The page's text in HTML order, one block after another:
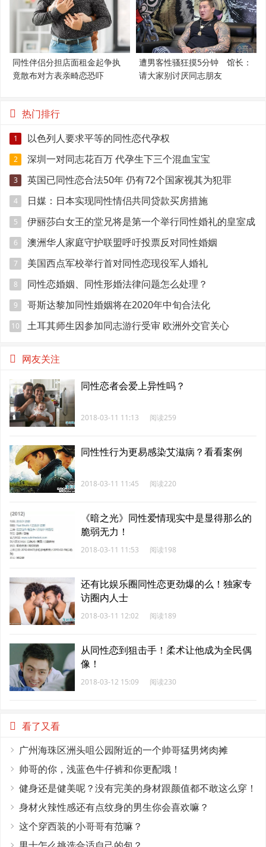
同性伴侣分担店面租金起争执
竟散布对方表亲畸恋恐吓
遭男客性骚狂摸5分钟 馆长：
请大家别讨厌同志朋友
热门排行
1 以色列人要求平等的同性恋代孕权
2 深圳一对同志花百万 代孕生下三个混血宝宝
3 英国已同性恋合法50年 仍有72个国家视其为犯罪
4 日媒：日本实现同性情侣共同贷款买房措施
5
伊丽莎白女王的堂兄将是第一个举行同性婚礼的皇室成
员
6 澳洲华人家庭守护联盟呼吁投票反对同性婚姻
7 美国西点军校举行首对同性恋现役军人婚礼
8 同性恋婚姻、同性形婚法律问题怎么处理？
9 哥斯达黎加同性婚姻将在2020年中旬合法化
10 土耳其师生因参加同志游行受审 欧洲外交官关心
网友关注
同性恋者会爱上异性吗？
2018-03-11 11:13 阅读259
同性性行为更易感染艾滋病？看看案例
2018-03-11 11:45 阅读220
《暗之光》同性爱情现实中是显得那么的
脆弱无力！
2018-03-11 11:53 阅读198
还有比娱乐圈同性恋更劲爆的么！独家专
访圈内人士
2018-03-11 12:02 阅读189
从同性恋到狙击手！柔术让他成为全民偶
像！
2018-03-12 15:09 阅读230
看了又看
广州海珠区洲头咀公园附近的一个帅哥猛男烤肉摊
帅哥的你，浅蓝色牛仔裤和你更配哦！
健身还是健美呢？没有完美的身材跟颜值都不敢这么穿！
身材火辣性感还有点纹身的男生你会喜欢嘛？
这个穿西装的小哥哥有范嘛？